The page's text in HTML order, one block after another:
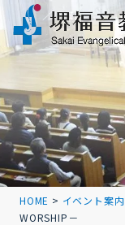
HOME > イベント案内
WORSHIP－